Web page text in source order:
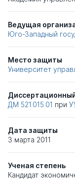
Ведущая
Юго-Западный
Место защиты
Университет
ДМ 521.015.01 при
Дата защиты
3 марта 2011
Ученая степень
Кандидат